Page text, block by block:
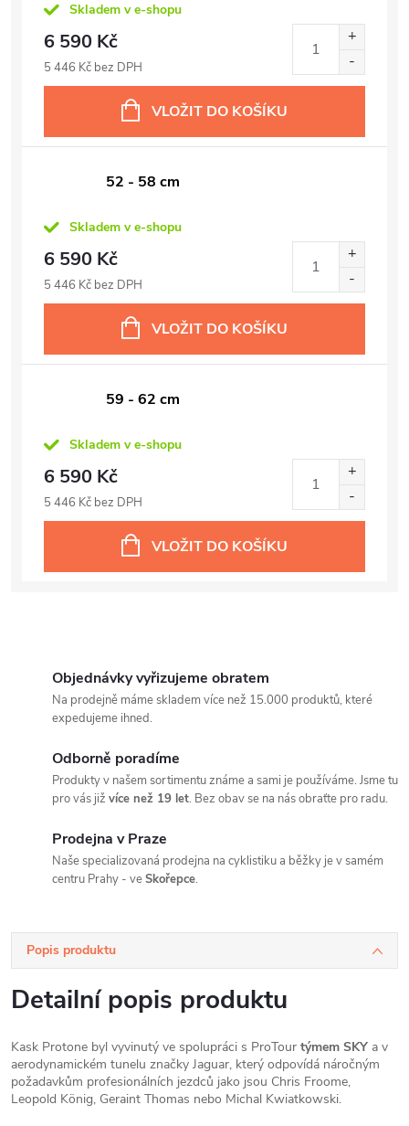
Skladem v e-shopu
6 590 Kč
5 446 Kč bez DPH
VLOŽIT DO KOŠÍKU
52 - 58 cm
Skladem v e-shopu
6 590 Kč
5 446 Kč bez DPH
VLOŽIT DO KOŠÍKU
59 - 62 cm
Skladem v e-shopu
6 590 Kč
5 446 Kč bez DPH
VLOŽIT DO KOŠÍKU
Objednávky vyřizujeme obratem
Na prodejně máme skladem více než 15.000 produktů, které
expedujeme ihned.
Odborně poradíme
Produkty v našem sortimentu známe a sami je používáme. Jsme tu
pro vás již více než 19 let. Bez obav se na nás obraťte pro radu.
Prodejna v Praze
Naše specializovaná prodejna na cyklistiku a běžky je v samém
centru Prahy - veSkořepce.
Popis produktu
Detailní popis produktu
Kask Protone byl vyvinutý ve spolupráci s ProTour týmem SKY a v
aerodynamickém tunelu značky Jaguar, který odpovídá náročným
požadavkům profesionálních jezdců jako jsou Chris Froome,
Leopold König, Geraint Thomas nebo Michal Kwiatkowski.